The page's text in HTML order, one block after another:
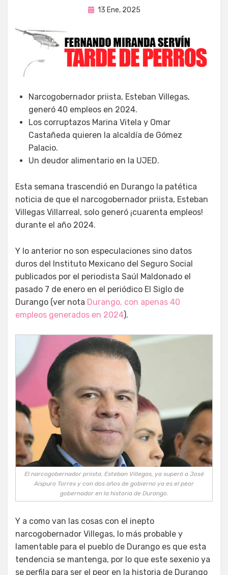
porFernando Miranda Servín
Publicada
13 Ene, 2025
Narcogobernador priista, Esteban Villegas,
generó 40 empleos en 2024.
Los corruptazos Marina Vitela y Omar
Castañeda quieren la alcaldía de Gómez
Palacio.
Un deudor alimentario en la UJED.
Esta semana trascendió en Durango la patética
noticia de que el narcogobernador priista, Esteban
Villegas Villarreal, solo generó ¡cuarenta empleos!
durante el año 2024.
Y lo anterior no son especulaciones sino datos
duros del Instituto Mexicano del Seguro Social
publicados por el periodista Saúl Maldonado el
pasado 7 de enero en el periódico El Siglo de
Durango (ver nota Durango, con apenas 40
empleos generados en 2024).
El narcogobernador priista, Esteban Villegas, ya superó a José
Aispuro Torres y con dos años de gobierno ya es el peor
gobernador en la historia de Durango.
Y a como van las cosas con el inepto
narcogobernador Villegas, lo más probable y
lamentable para el pueblo de Durango es que esta
tendencia se mantenga, por lo que este sexenio ya
se perfila para ser el peor en la historia de Durango